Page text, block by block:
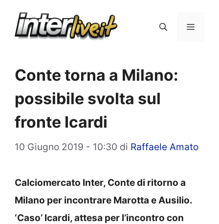
Menu
Conte torna a Milano:
possibile svolta sul
fronte Icardi
10 Giugno 2019 - 10:30 di Raffaele Amato
Calciomercato Inter, Conte di ritorno a
Milano per incontrare Marotta e Ausilio.
‘Caso’ Icardi, attesa per l’incontro con